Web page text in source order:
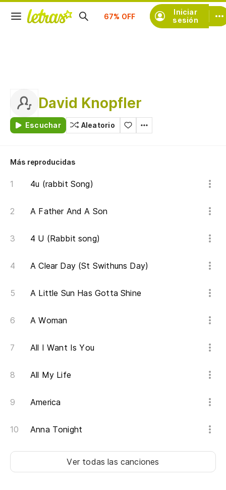
Iniciar
sesión
Suscríbete
David Knopfler
Escuchar Aleatorio
Más reproducidas
4u (rabbit Song)
A Father And A Son
4 U (Rabbit song)
A Clear Day (St Swithuns Day)
A Little Sun Has Gotta Shine
A Woman
All I Want Is You
All My Life
America
Anna Tonight
Ver todas las canciones